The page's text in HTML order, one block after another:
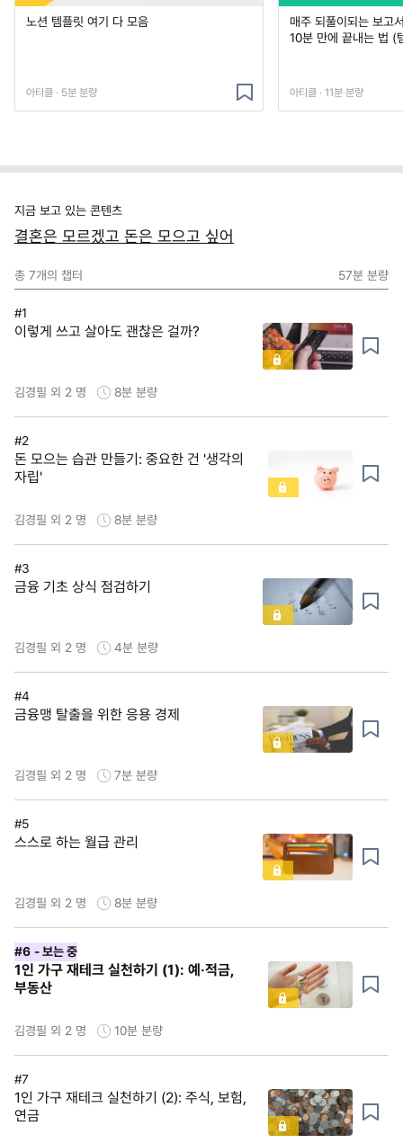
노션 템플릿 여기 다 모음
아티클 · 5분 분량
매주 되풀이되는 보고
10분 만에 끝내는 법 (
아티클 · 11분 분량
지금 보고 있는 콘텐츠
결혼은 모르겠고 돈은 모으고 싶어
총 7개의 챕터 57분 분량
#1
이렇게 쓰고 살아도 괜찮은 걸까?
김경필 외 2 명 8분 분량
#2
돈 모으는 습관 만들기: 중요한 건 '생각의
자립'
김경필 외 2 명 8분 분량
#3
금융 기초 상식 점검하기
김경필 외 2 명 4분 분량
#4
금융맹 탈출을 위한 응용 경제
김경필 외 2 명 7분 분량
#5
스스로 하는 월급 관리
김경필 외 2 명 8분 분량
#6 - 보는 중
1인 가구 재테크 실천하기 (1): 예·적금,
부동산
김경필 외 2 명 10분 분량
#7
1인 가구 재테크 실천하기 (2): 주식, 보험,
연금